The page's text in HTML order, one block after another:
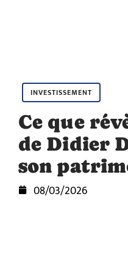
INVESTISSEMENT
Ce que
de Didier
son
08/03/2026